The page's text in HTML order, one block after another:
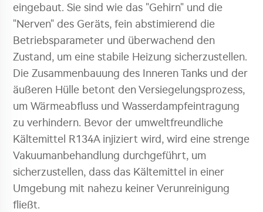
eingebaut. Sie sind wie das "Gehirn" und die
"Nerven" des Geräts, fein abstimierend die
Betriebsparameter und überwachend den
Zustand, um eine stabile Heizung sicherzustellen.
Die Zusammenbauung des Inneren Tanks und der
äußeren Hülle betont den Versiegelungsprozess,
um Wärmeabfluss und Wasserdampfeintragung
zu verhindern. Bevor der umweltfreundliche
Kältemittel R134A injiziert wird, wird eine strenge
Vakuumanbehandlung durchgeführt, um
sicherzustellen, dass das Kältemittel in einer
Umgebung mit nahezu keiner Verunreinigung
fließt.